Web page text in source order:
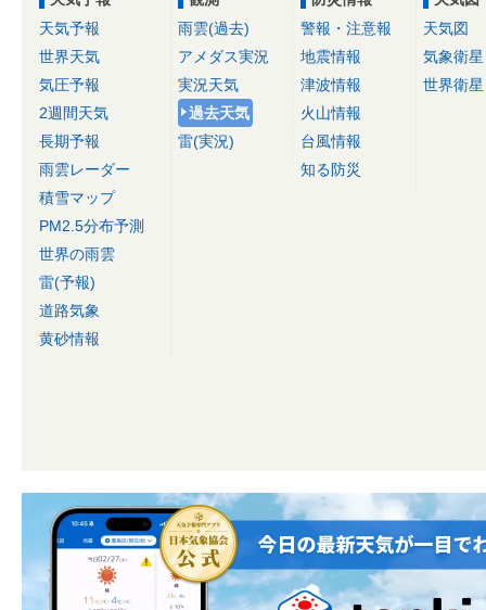
天気予報
世界天気
気圧予報
2週間天気
長期予報
雨雲レーダー
積雪マップ
PM2.5分布予測
世界の雨雲
雷(予報)
道路気象
黄砂情報
雨雲(過去)
アメダス実況
実況天気
過去天気
雷(実況)
警報・注意報
地震情報
津波情報
火山情報
台風情報
知る防災
天気図
気象衛星
世界衛星